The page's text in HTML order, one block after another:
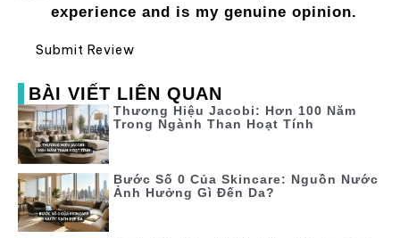
experience and is my genuine opinion.
Submit Review
BÀI VIẾT LIÊN QUAN
Thương Hiệu Jacobi: Hơn 100 Năm
Trong Ngành Than Hoạt Tính
Bước Số 0 Của Skincare: Nguồn Nước
Ảnh Hưởng Gì Đến Da?